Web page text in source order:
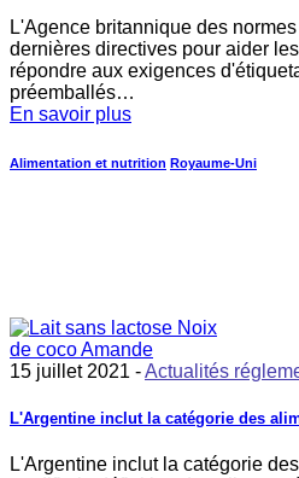
L'Agence britannique des
dernières directives pour aider
répondre aux exigences
préemballés…
En savoir plus
Alimentation et nutrition Royaume-Uni
15 juillet 2021 -Actualités
L'Argentine inclut la catégorie des
L'Argentine inclut la catégorie